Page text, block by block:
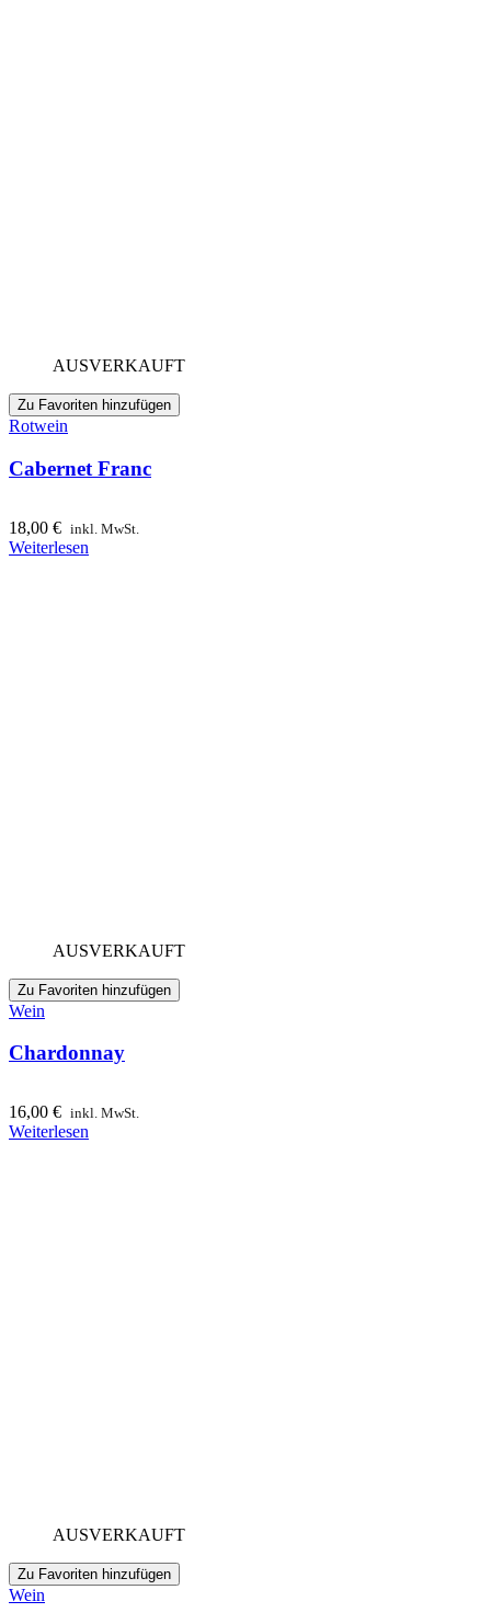
AUSVERKAUFT
Zu Favoriten hinzufügen
Rotwein
Cabernet Franc
18,00 € inkl. MwSt.
Weiterlesen
AUSVERKAUFT
Zu Favoriten hinzufügen
Wein
Chardonnay
16,00 € inkl. MwSt.
Weiterlesen
AUSVERKAUFT
Zu Favoriten hinzufügen
Wein